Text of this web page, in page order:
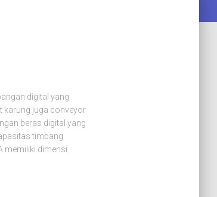
digital yang
karung juga conveyor
beras digital yang
timbang
memiliki dimensi